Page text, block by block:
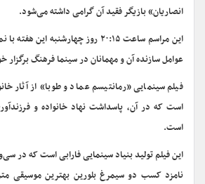
انصاریان» بازیگر فقید آن گرامی داشته می‌شود.
این مراسم ساعت ۲۰:۱۵ روز چهارشنبه
عوامل سازنده آن و مهمانان در سینما فرهنگ برگزار
فیلم سینمایی «رمانتیسم عماد و طوبا» از آثار
است که در آن، پاسداشت نهاد خانواده و
است.
این فیلم تولید بنیاد سینمایی فارابی است که در
نامزد کسب دو سیمرغ بلورین بهترین موسیقی